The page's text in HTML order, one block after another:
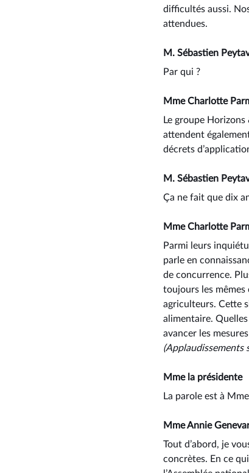
difficultés aussi.
attendues.
M. Sébastien
Par qui ?
Mme Charlotte
Le groupe
attendent
décrets
M. Sébastien
Ça ne fait que dix
Mme Charlotte
Parmi leurs
parle en
de concurrence.
toujours les mêmes
agriculteurs. Cette
alimentaire.
avancer les
(Applaudissements
Mme la présidente
La parole est à
Mme Annie
Tout d’abord, je
concrètes. En ce